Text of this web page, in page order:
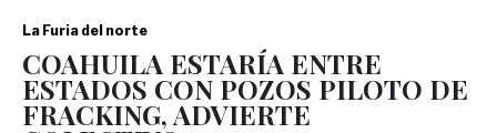
La Furia del norte
COAHUILA ESTARÍA ENTRE
ESTADOS CON POZOS PILOTO DE
FRACKING, ADVIERTE